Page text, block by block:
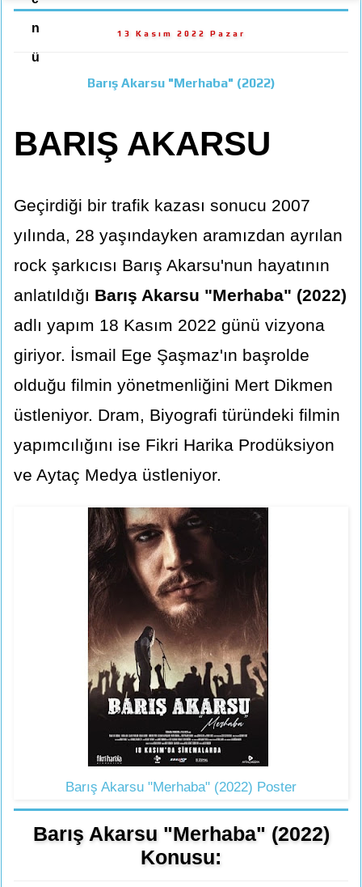
n
ü
13 Kasım 2022 Pazar
Barış Akarsu "Merhaba" (2022)
BARIŞ AKARSU
Geçirdiği bir trafik kazası sonucu 2007
yılında, 28 yaşındayken aramızdan ayrılan
rock şarkıcısı Barış Akarsu'nun hayatının
anlatıldığı Barış Akarsu "Merhaba" (2022)
adlı yapım 18 Kasım 2022 günü vizyona
giriyor. İsmail Ege Şaşmaz'ın başrolde
olduğu filmin yönetmenliğini Mert Dikmen
üstleniyor. Dram, Biyografi türündeki filmin
yapımcılığını ise Fikri Harika Prodüksiyon
ve Aytaç Medya üstleniyor.
Barış Akarsu "Merhaba" (2022) Poster
Barış Akarsu "Merhaba" (2022)
Konusu: